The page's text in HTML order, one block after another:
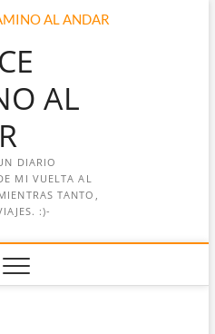
AL
DIARIO
MI VUELTA AL
TANTO,
:)-